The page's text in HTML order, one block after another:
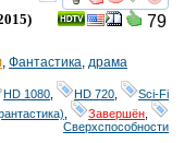
смотреть
79
, Фантастика, драма
HD 1080 HD 720
Sci-Fi
Завершён
Сверхспособности